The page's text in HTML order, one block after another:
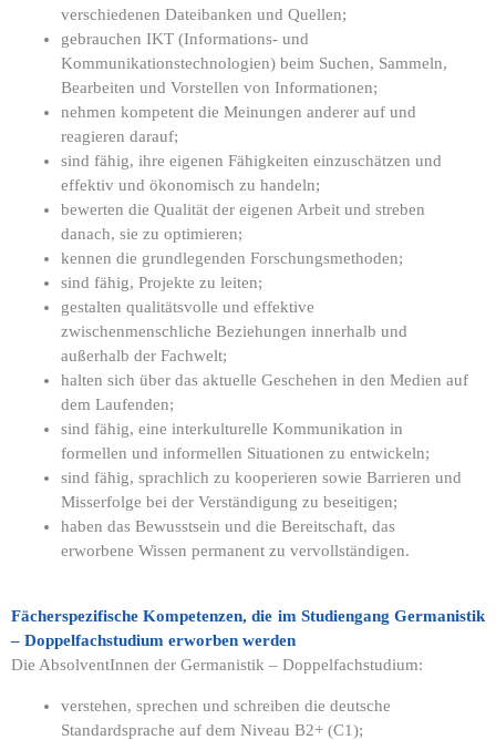
verschiedenen Dateibanken und Quellen;
gebrauchen IKT (Informations- und
Kommunikationstechnologien) beim Suchen, Sammeln,
Bearbeiten und Vorstellen von Informationen;
nehmen kompetent die Meinungen anderer auf und
reagieren darauf;
sind fähig, ihre eigenen Fähigkeiten einzuschätzen und
effektiv und ökonomisch zu handeln;
bewerten die Qualität der eigenen Arbeit und streben
danach, sie zu optimieren;
kennen die grundlegenden Forschungsmethoden;
sind fähig, Projekte zu leiten;
gestalten qualitätsvolle und effektive
zwischenmenschliche Beziehungen innerhalb und
außerhalb der Fachwelt;
halten sich über das aktuelle Geschehen in den Medien auf
dem Laufenden;
sind fähig, eine interkulturelle Kommunikation in
formellen und informellen Situationen zu entwickeln;
sind fähig, sprachlich zu kooperieren sowie Barrieren und
Misserfolge bei der Verständigung zu beseitigen;
haben das Bewusstsein und die Bereitschaft, das
erworbene Wissen permanent zu vervollständigen.
Fächerspezifische Kompetenzen, die im Studiengang Germanistik
– Doppelfachstudium erworben werden
Die AbsolventInnen der Germanistik – Doppelfachstudium:
verstehen, sprechen und schreiben die deutsche
Standardsprache auf dem Niveau B2+ (C1);